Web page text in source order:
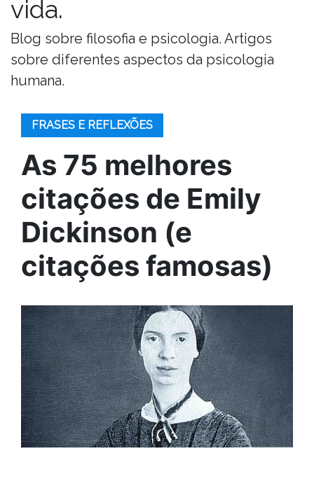
vida.
Blog sobre filosofia e psicologia. Artigos
sobre diferentes aspectos da psicologia
humana.
FRASES E REFLEXÕES
As 75 melhores
citações de Emily
Dickinson (e
citações famosas)